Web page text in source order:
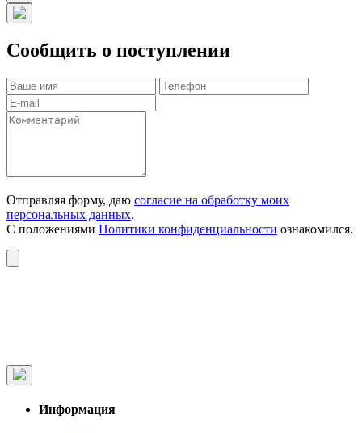
Сообщить о поступлении
Отправляя форму, даю согласие на обработку моих
персональных данных.
С положениями Политики конфиденциальности ознакомился.
Информация